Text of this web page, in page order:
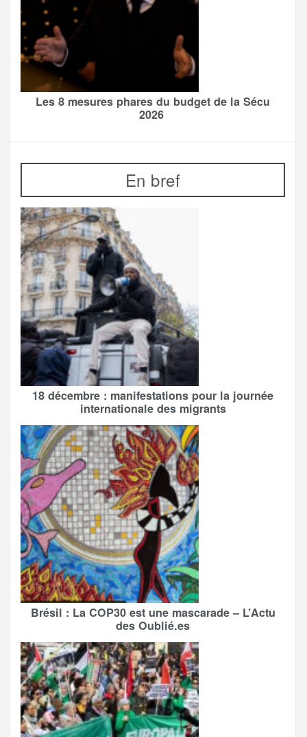
Les 8 mesures phares du budget de la Sécu
2026
En bref
18 décembre : manifestations pour la journée
internationale des migrants
Brésil : La COP30 est une mascarade – L’Actu
des Oublié.es